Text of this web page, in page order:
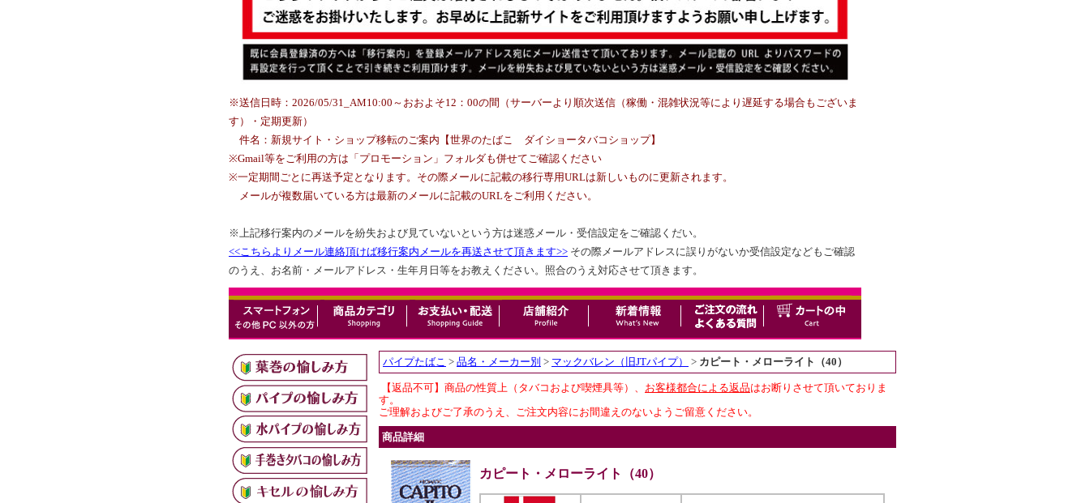
※送信日時：2026/05/31_AM10:00～おおよそ12：00の間（サーバーより順次送信（稼働・混雑状況等により遅延する場合もございま
す）・定期更新）
件名：新規サイト・ショップ移転のご案内【世界のたばこ ダイショータバコショップ】
※Gmail等をご利用の方は「プロモーション」フォルダも併せてご確認ください
※一定期間ごとに再送予定となります。その際メールに記載の移行専用URLは新しいものに更新されます。
メールが複数届いている方は最新のメールに記載のURLをご利用ください。
※上記移行案内のメールを紛失および見ていないという方は迷惑メール・受信設定をご確認くだい。
<<こちらよりメール連絡頂けば移行案内メールを再送させて頂きます>> その際メールアドレスに誤りがないか受信設定などもご確認
のうえ、お名前・メールアドレス・生年月日等をお教えください。照合のうえ対応させて頂きます。
パイプたばこ > 品名・メーカー別 > マックバレン（旧JTパイプ） > カピート・メローライト（40）
【返品不可】商品の性質上（タバコおよび喫煙具等）、 お客様都合による返品はお断りさせて頂いておりま
す。
ご理解およびご了承のうえ、ご注文内容にお間違えのないようご留意ください。
商品詳細
カピート・メローライト（40）